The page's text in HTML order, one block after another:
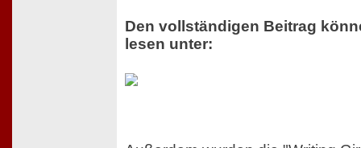
Den vollständigen Beitrag
lesen unter: